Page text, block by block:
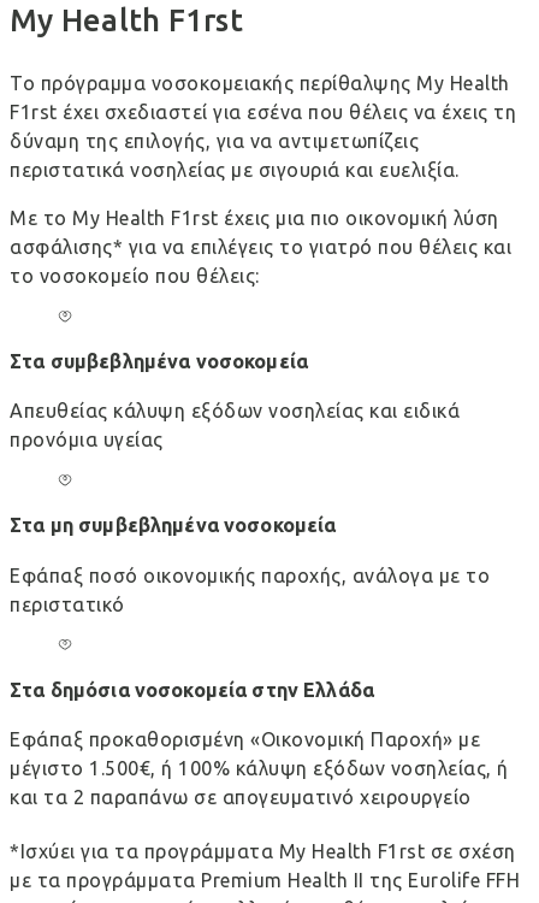
My Health F1rst
Το πρόγραμμα νοσοκομειακής περίθαλψης My Health
F1rst έχει σχεδιαστεί για εσένα που θέλεις να έχεις τη
δύναμη της επιλογής, για να αντιμετωπίζεις
περιστατικά νοσηλείας με σιγουριά και ευελιξία.
Με το My Health F1rst έχεις μια πιο οικονομική λύση
ασφάλισης* για να επιλέγεις το γιατρό που θέλεις και
το νοσοκομείο που θέλεις:
Στα συμβεβλημένα νοσοκομεία
Απευθείας κάλυψη εξόδων νοσηλείας και ειδικά
προνόμια υγείας
Στα μη συμβεβλημένα νοσοκομεία
Εφάπαξ ποσό οικονομικής παροχής, ανάλογα με το
περιστατικό
Στα δημόσια νοσοκομεία στην Ελλάδα
Εφάπαξ προκαθορισμένη «Οικονομική Παροχή» με
μέγιστο 1.500€, ή 100% κάλυψη εξόδων νοσηλείας, ή
και τα 2 παραπάνω σε απογευματινό χειρουργείο
*Ισχύει για τα προγράμματα My Health F1rst σε σχέση
με τα προγράμματα Premium Health II της Eurolife FFH